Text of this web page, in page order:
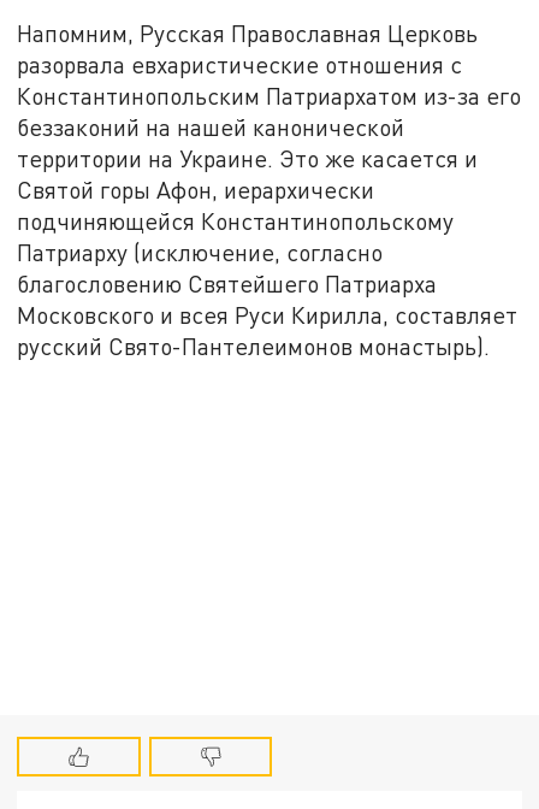
Напомним, Русская Православная Церковь
разорвала евхаристические отношения с
Константинопольским Патриархатом из-за его
беззаконий на нашей канонической
территории на Украине. Это же касается и
Святой горы Афон, иерархически
подчиняющейся Константинопольскому
Патриарху (исключение, согласно
благословению Святейшего Патриарха
Московского и всея Руси Кирилла, составляет
русский Свято-Пантелеимонов монастырь).